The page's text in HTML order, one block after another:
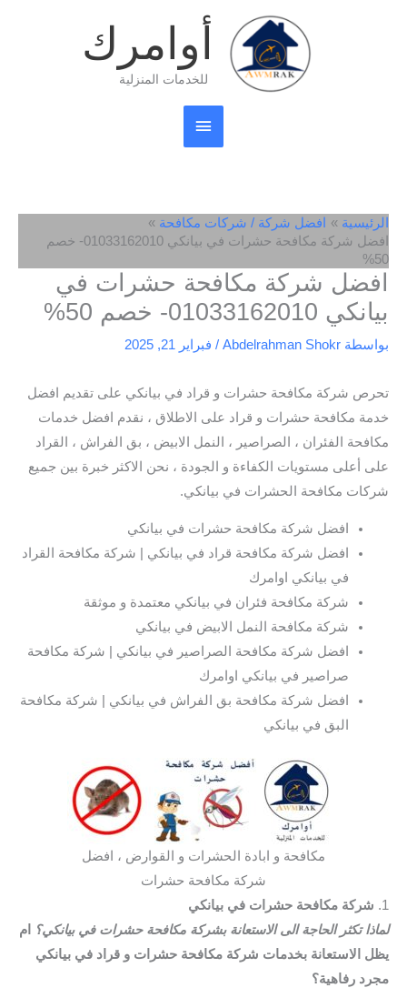
أوامرك
للخدمات المنزلية
القائمة
الرئيسية
الرئيسية
افضل شركة / شركات مكافحة
افضل شركة مكافحة حشرات في بيانكي 01033162010- خصم
50%
افضل شركة مكافحة حشرات في
بيانكي 01033162010- خصم 50%
بواسطة Abdelrahman Shokr
/ فبراير 21, 2025
تحرص شركة مكافحة حشرات و قراد في بيانكي على تقديم افضل
خدمة مكافحة حشرات و قراد على الاطلاق ، نقدم افضل خدمات
مكافحة الفئران ، الصراصير ، النمل الابيض ، بق الفراش ، القراد
على أعلى مستويات الكفاءة و الجودة ، نحن الاكثر خبرة بين جميع
شركات مكافحة الحشرات في بيانكي.
افضل شركة مكافحة حشرات في بيانكي
افضل شركة مكافحة قراد في بيانكي | شركة مكافحة القراد
في بيانكي اوامرك
شركة مكافحة فئران في بيانكي معتمدة و موثقة
شركة مكافحة النمل الابيض في بيانكي
افضل شركة مكافحة الصراصير في بيانكي | شركة مكافحة
صراصير في بيانكي اوامرك
افضل شركة مكافحة بق الفراش في بيانكي | شركة مكافحة
البق في بيانكي
مكافحة و ابادة الحشرات و القوارض ، افضل
شركة مكافحة حشرات
1.
شركة مكافحة حشرات في بيانكي
لماذا تكثر الحاجة الى الاستعانة بشركة مكافحة حشرات في بيانكي؟
ام
يظل الاستعانة بخدمات شركة مكافحة حشرات و قراد في بيانكي
مجرد رفاهية؟